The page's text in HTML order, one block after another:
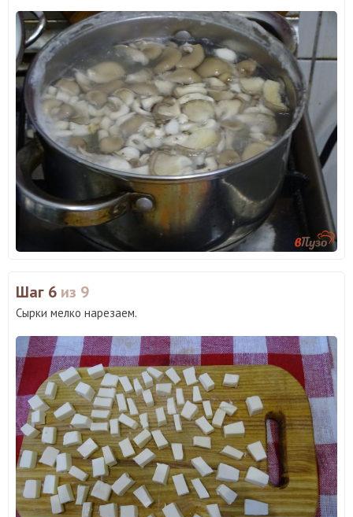
Шаг 6 из 9
Сырки мелко нарезаем.